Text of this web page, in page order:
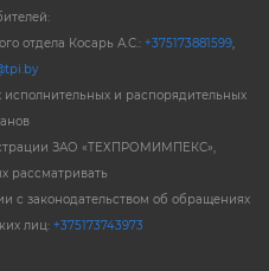
отдела Косарь А.С.: +375173881599,
и распорядительных
ЗАО «ТЕХПРОМИМПЕКС»,
рассматривать
с законодательством об обращениях
лиц: +375173743973